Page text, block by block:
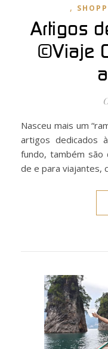
,
Artigos
©Viaje
Nasceu mais um “ramo” da marca ©Viaje Comigo, com
artigos dedicados
fundo, também são
de e para viajantes,